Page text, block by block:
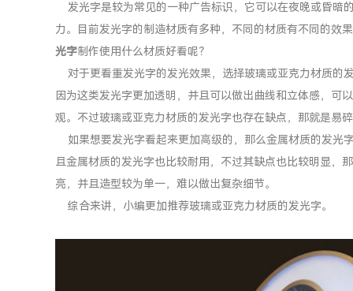
发光字是较为常见的一种广告标识，它可以在夜晚或昏暗
力。目前发光字的制造材质有多种，不同的材质有不同的效
光字制作使用什么材质好看呢？
对于更看重发光字的发光效果，选择玻璃或亚克力材质的
因为这类发光字更加透明，并且可以做出曲线和立体感，可
观。不过玻璃或亚克力材质的发光字也存在缺点，那就是易
如果想要发光字看起来更加高级的，那么金属材质的发光
且金属材质的发光字也比较耐用，不过其缺点也比较明显，
亮，并且造型较为单一，难以做出复杂细节。
综合来讲，小编更加推荐玻璃或亚克力材质的发光字。